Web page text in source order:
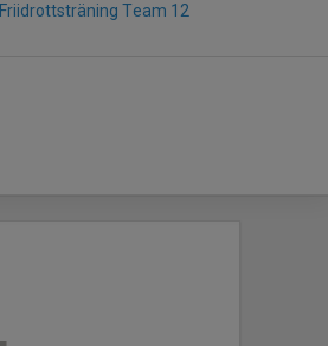
Friidrottsträning Team 12